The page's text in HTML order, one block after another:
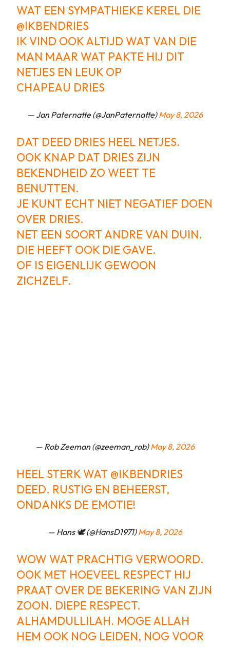
WAT EEN SYMPATHIEKE KEREL DIE
@IKBENDRIES
IK VIND OOK ALTIJD WAT VAN DIE
MAN MAAR WAT PAKTE HIJ DIT
NETJES EN LEUK OP
CHAPEAU DRIES
— Jan Paternatte (@JanPaternatte)May 8, 2026
DAT DEED DRIES HEEL NETJES.
OOK KNAP DAT DRIES ZIJN
BEKENDHEID ZO WEET TE
BENUTTEN.
JE KUNT ECHT NIET NEGATIEF DOEN
OVER DRIES.
NET EEN SOORT ANDRE VAN DUIN.
DIE HEEFT OOK DIE GAVE.
OF IS EIGENLIJK GEWOON
ZICHZELF.
— Rob Zeeman (@zeeman_rob)May 8, 2026
HEEL STERK WAT @IKBENDRIES
DEED. RUSTIG EN BEHEERST,
ONDANKS DE EMOTIE!
— Hans 🕊️ (@HansD1971)May 8, 2026
WOW WAT PRACHTIG VERWOORD.
OOK MET HOEVEEL RESPECT HIJ
PRAAT OVER DE BEKERING VAN ZIJN
ZOON. DIEPE RESPECT.
ALHAMDULLILAH. MOGE ALLAH
HEM OOK NOG LEIDEN, NOG VOOR